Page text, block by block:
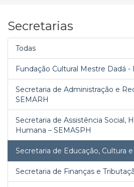
Secretarias
Todas
Fundação Cultural Mestre Dadá -
Secretaria de Administração e
SEMARH
Secretaria de Assistência Social,
Humana – SEMASPH
Secretaria de Educação, Cultura
Secretaria de Finanças e